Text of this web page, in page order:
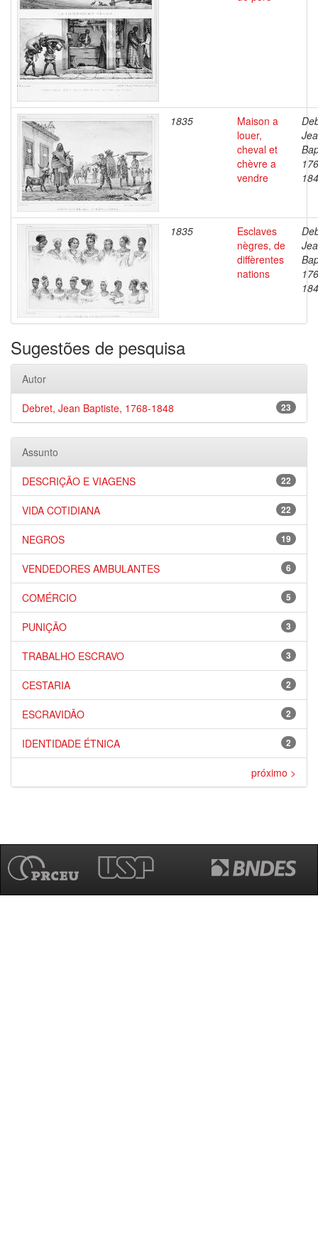
1835
Maison a
louer,
cheval et
chèvre a
vendre
1835
Esclaves
nègres, de
diffèrentes
nations
Sugestões de pesquisa
Autor
23
Debret, Jean Baptiste, 1768-1848
Assunto
22
DESCRIÇÃO E VIAGENS
22
VIDA COTIDIANA
19
NEGROS
6
VENDEDORES AMBULANTES
5
COMÉRCIO
3
PUNIÇÃO
3
TRABALHO ESCRAVO
2
CESTARIA
2
ESCRAVIDÃO
2
IDENTIDADE ÉTNICA
próximo >